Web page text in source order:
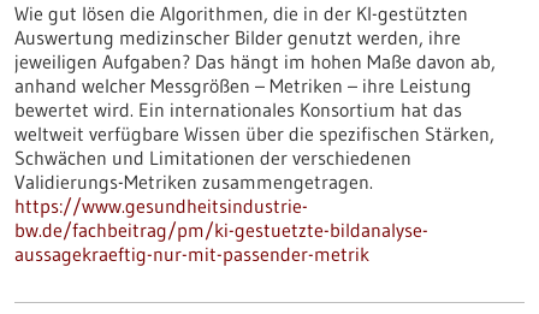
Wie gut lösen die Algorithmen, die in der KI-gestützten
Auswertung medizinscher Bilder genutzt werden, ihre
jeweiligen Aufgaben? Das hängt im hohen Maße davon ab,
anhand welcher Messgrößen – Metriken – ihre Leistung
bewertet wird. Ein internationales Konsortium hat das
weltweit verfügbare Wissen über die spezifischen Stärken,
Schwächen und Limitationen der verschiedenen
Validierungs-Metriken zusammengetragen.
https://www.gesundheitsindustrie-
bw.de/fachbeitrag/pm/ki-gestuetzte-bildanalyse-
aussagekraeftig-nur-mit-passender-metrik